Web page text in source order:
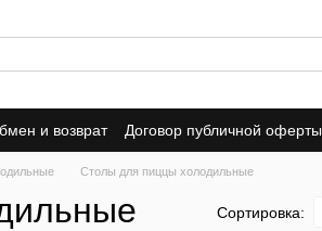
и возврат Договор публичной оферты
Столы для пиццы холодильные
Сортировка: